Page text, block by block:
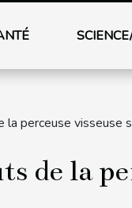
perceuse visseuse
de la